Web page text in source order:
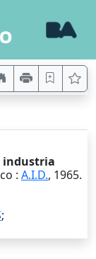
industria
: A.I.D., 1965.
;